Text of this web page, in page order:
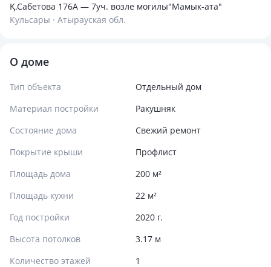
Қ.Сабетова 176А — 7уч. возле могилы"Мамык-ата"
Кульсары · Атырауская обл.
О доме
Тип объекта
Отдельный дом
Материал постройки
Ракушняк
Состояние дома
Свежий ремонт
Покрытие крыши
Профлист
Площадь дома
200 м²
Площадь кухни
22 м²
Год постройки
2020 г.
Высота потолков
3.17 м
Количество этажей
1